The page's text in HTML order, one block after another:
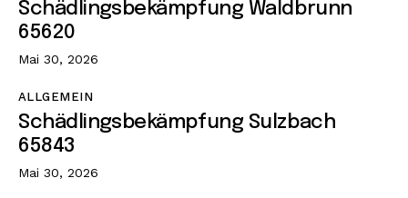
Schädlingsbekämpfung Waldbrunn
65620
Mai 30, 2026
ALLGEMEIN
Schädlingsbekämpfung Sulzbach
65843
Mai 30, 2026